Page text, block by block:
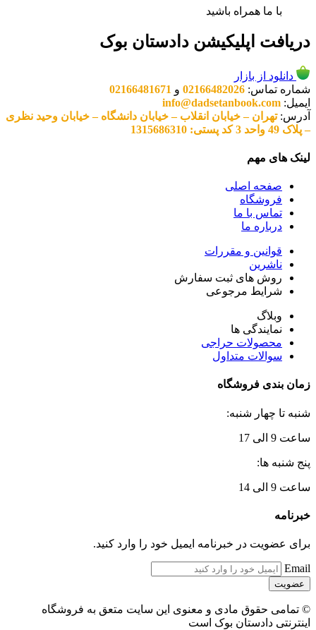
با ما همراه باشید
دریافت اپلیکیشن دادستان بوک
دانلود از بازار
شماره تماس: 02166482026 و 02166481671
ایمیل: info@dadsetanbook.com
آدرس:تهران – خیابان انقلاب – خیابان دانشگاه – خیابان وحید نظری
– پلاک 49 واحد 3 کد پستی: 1315686310
لینک های مهم
صفحه اصلی
فروشگاه
تماس با ما
درباره ما
قوانین و مقررات
ناشرین
روش های ثبت سفارش
شرایط مرجوعی
وبلاگ
نمایندگی ها
محصولات حراجی
سوالات متداول
زمان بندی فروشگاه
شنبه تا چهار شنبه:
ساعت 9 الی 17
پنج شنبه ها:
ساعت 9 الی 14
خبرنامه
برای عضویت در خبرنامه ایمیل خود را وارد کنید.
Email
© تمامی حقوق مادی و معنوی این سایت متعق به فروشگاه
اینترنتی دادستان بوک است